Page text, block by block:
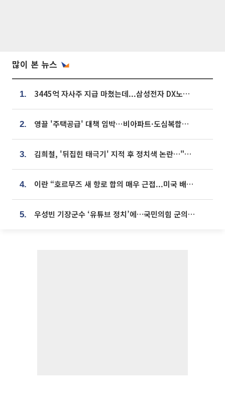
많이 본 뉴스
1. 3445억 자사주 지급 마쳤는데...삼성전자 DX노조, 뒤늦은 '떼쓰기 집회'
2. 영끌 '주택공급' 대책 임박⋯비아파트·도심복합까지 총동원
3. 김희철, '뒤집힌 태극기' 지적 후 정치색 논란…"좌우 떠나 우리나라 국기"
4. 이란 “호르무즈 새 항로 합의 매우 근접...미국 배상 먼저”
5. 우성빈 기장군수 ‘유튜브 정치’에…국민의힘 군의원들 집단 반발